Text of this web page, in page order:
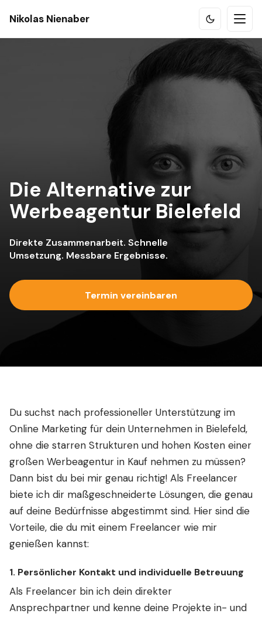
Nikolas Nienaber
Die Alternative zur
Werbeagentur Bielefeld
Direkte Zusammenarbeit. Schnelle
Umsetzung. Messbare Ergebnisse.
Termin vereinbaren
Du suchst nach professioneller Unterstützung im
Online Marketing für dein Unternehmen in Bielefeld,
ohne die starren Strukturen und hohen Kosten einer
großen Werbeagentur in Kauf nehmen zu müssen?
Dann bist du bei mir genau richtig! Als Freelancer
biete ich dir maßgeschneiderte Lösungen, die genau
auf deine Bedürfnisse abgestimmt sind. Hier sind die
Vorteile, die du mit einem Freelancer wie mir
genießen kannst:
1. Persönlicher Kontakt und individuelle Betreuung
Als Freelancer bin ich dein direkter
Ansprechpartner und kenne deine Projekte in- und